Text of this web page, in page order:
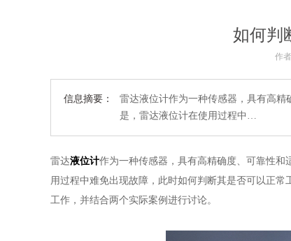
如何判
作
信息摘要：
雷达液位计作为一种传感器，具有高
是，雷达液位计在使用过程中…
雷达液位计作为一种传感器，具有高精确度、可靠性和
用过程中难免出现故障，此时如何判断其是否可以正
工作，并结合两个实际案例进行讨论。